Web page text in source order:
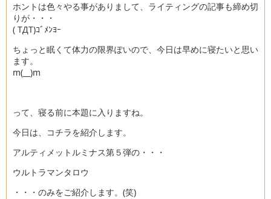
ホントは色々やる事がありまして、ライティングの記事も締め切
りが・・・
( TДT)ｺﾞﾒﾝﾖｰ
ちょっと眠くて体力の限界ぽいので、今日は早めに寝たいと思い
ます。
m(__)m
って、寝る前に本題に入りますね。
今日は、コチラを紹介します。
アルティメットルミナス第５弾の・・・
ウルトラマンタロウ
・・・のみをご紹介します。(笑)